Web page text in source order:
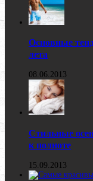
Основные
лета
08.06.2013
Стильные
к полноте
15.09.2013